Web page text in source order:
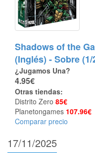
Shadows of the
(Inglés) - Sobre (1/
¿Jugamos Una?
4.95€
Otras tiendas:
Distrito Zero 85€
Planetongames 107.96€
Comparar precio
17/11/2025